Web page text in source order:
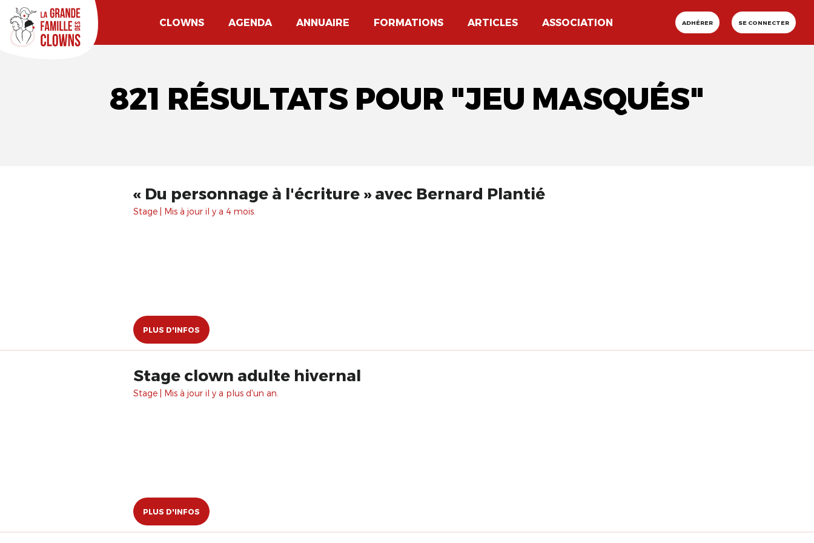
CLOWNS AGENDA ANNUAIRE FORMATIONS ARTICLES ASSOCIATION ADHÉRER SE CONNECTER
821 RÉSULTATS POUR "JEU MASQUÉS"
« Du personnage à l'écriture » avec Bernard Plantié
Stage | Mis à jour il y a 4 mois.
PLUS D'INFOS
Stage clown adulte hivernal
Stage | Mis à jour il y a plus d'un an.
PLUS D'INFOS